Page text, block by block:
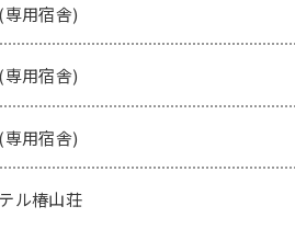
用宿舎)
用宿舎)
用宿舎)
ル椿山荘